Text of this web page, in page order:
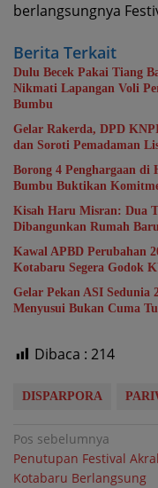
berlangsungnya
Berita Terkait
Dulu Becek Pakai Tiang
Nikmati Lapangan Voli
Bumbu
Gelar Rakerda, DPD
dan Soroti Pemadaman
Borong 4 Penghargaan
Bumbu Buktikan
Kisah Haru Misran: Dua
Dibangunkan Rumah
Kawal APBD Perubahan
Kotabaru Segera Godok
Gelar Pekan ASI Sedunia
Menyusui Bukan Cuma
Dibaca : 214
DISPARPORA
Navigasi
pos
Pos sebelumnya
Penutupan Festival
Kotabaru Berlangsung